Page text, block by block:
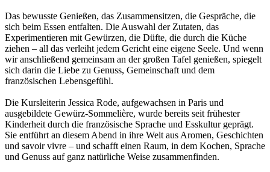
Das bewusste Genießen, das Zusammensitzen, die Gespräche, die
sich beim Essen entfalten. Die Auswahl der Zutaten, das
Experimentieren mit Gewürzen, die Düfte, die durch die Küche
ziehen – all das verleiht jedem Gericht eine eigene Seele. Und wenn
wir anschließend gemeinsam an der großen Tafel genießen, spiegelt
sich darin die Liebe zu Genuss, Gemeinschaft und dem
französischen Lebensgefühl.
Die Kursleiterin Jessica Rode, aufgewachsen in Paris und
ausgebildete Gewürz-Sommelière, wurde bereits seit frühester
Kinderheit durch die französische Sprache und Esskultur geprägt.
Sie entführt an diesem Abend in ihre Welt aus Aromen, Geschichten
und savoir vivre – und schafft einen Raum, in dem Kochen, Sprache
und Genuss auf ganz natürliche Weise zusammenfinden.